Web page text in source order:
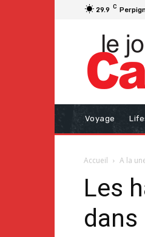
29.9 C
Voyage
Accueil A la
Les